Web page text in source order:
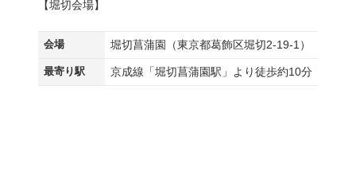
【堀切会場】
会場 堀切菖蒲園（東京都葛飾区堀切2-19-1）
最寄り駅 京成線「堀切菖蒲園駅」より徒歩約10分